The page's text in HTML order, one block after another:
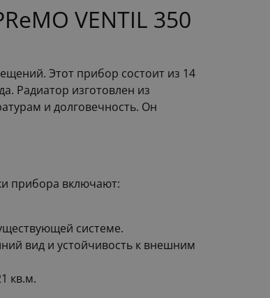
VENTIL 350
Этот прибор состоит из 14
Радиатор изготовлен из
и долговечность. Он
прибора включают:
системе.
вид и устойчивость к внешним
кв.м.